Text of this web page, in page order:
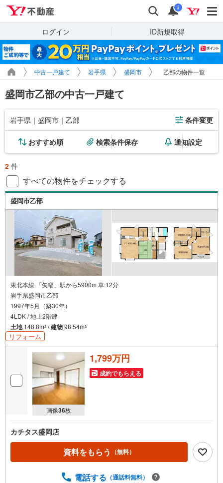
検索 通知
i
ログイン ID新規取得
中古一戸建て 岩手県 盛岡市 乙部の物件一覧
盛岡市乙部の中古一戸建て
岩手県｜盛岡市｜乙部 条件変更
おすすめ順 検索条件保存 通知設定
2 件
すべての物件をチェックする
盛岡市乙部
東北本線 「矢幅」駅から5900m 車:12分
岩手県盛岡市乙部
1997年5月（築30年）
4LDK / 地上2階建
土地148.8m2 /建物98.54m2
リフォーム
画像36枚
1,799万円
成約でもらえる
カチタス盛岡店
資料をもらう （無料）
電話する （通話料無料）